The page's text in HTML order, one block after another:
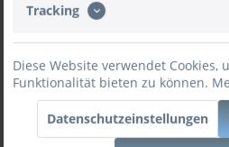
Merken Bewerten
Tracking
Diese Website verwendet Cookies,
Funktionalität bieten zu können.
Datenschutzeinstellungen